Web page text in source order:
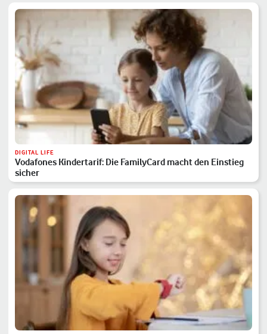
DIGITAL LIFE
Vodafones Kindertarif: Die FamilyCard macht den Einstieg
sicher